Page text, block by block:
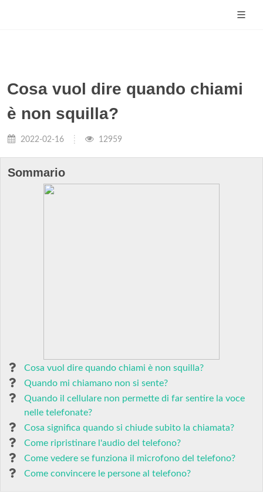
Cosa vuol dire quando chiami
è non squilla?
2022-02-16 12959
Sommario
Cosa vuol dire quando chiami è non squilla?
Quando mi chiamano non si sente?
Quando il cellulare non permette di far sentire la voce
nelle telefonate?
Cosa significa quando si chiude subito la chiamata?
Come ripristinare l'audio del telefono?
Come vedere se funziona il microfono del telefono?
Come convincere le persone al telefono?